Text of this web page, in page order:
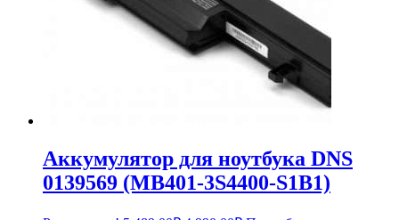
Аккумулятор для ноутбука DNS
0139569 (MB401-3S4400-S1B1)